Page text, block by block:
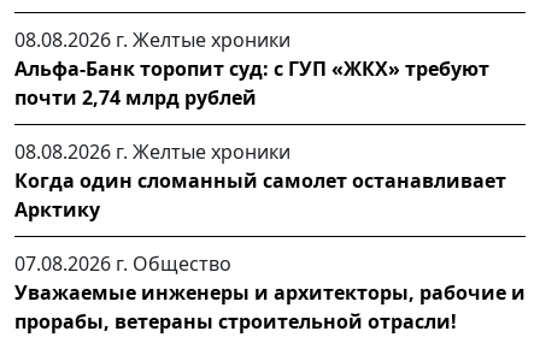
08.08.2026 г. Желтые хроники
Альфа-Банк торопит суд: с ГУП «ЖКХ» требуют
почти 2,74 млрд рублей
08.08.2026 г. Желтые хроники
Когда один сломанный самолет останавливает
Арктику
07.08.2026 г. Общество
Уважаемые инженеры и архитекторы, рабочие и
прорабы, ветераны строительной отрасли!